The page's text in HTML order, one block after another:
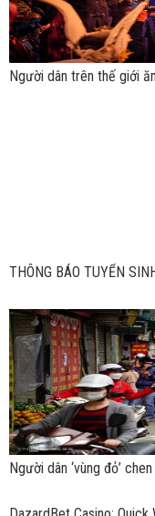
Người dân trên thế giới
THÔNG BÁO TUYỂN
Người dân ‘vùng đỏ’